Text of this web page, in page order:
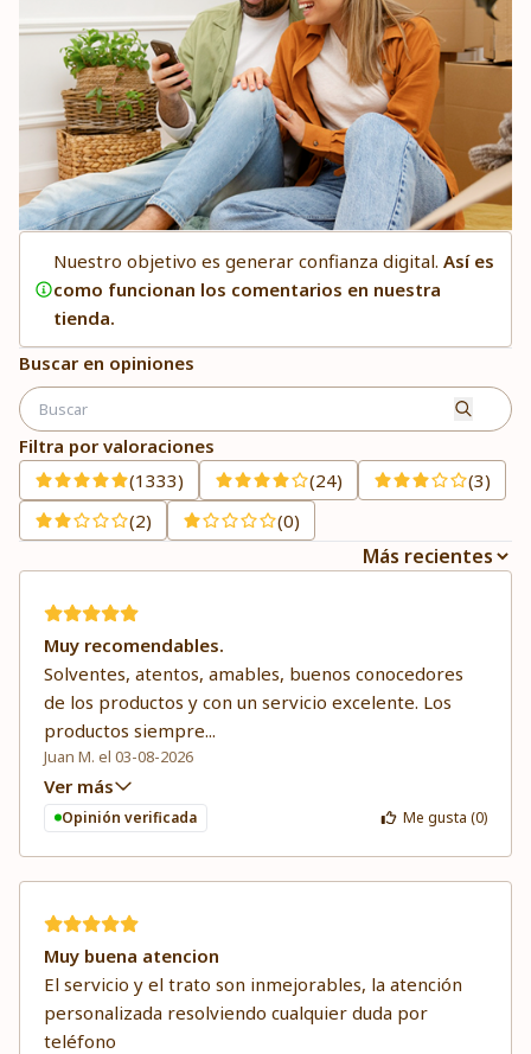
Nuestro objetivo es generar confianza digital. Así es
como funcionan los comentarios en nuestra
tienda.
Buscar en opiniones
Filtra por valoraciones
(1333)
(24)
(3)
(2)
(0)
Muy recomendables.
Solventes, atentos, amables, buenos conocedores
de los productos y con un servicio excelente. Los
productos siempre...
Juan M. el 03-08-2026
Ver más
Opinión verificada Me gusta (0)
Muy buena atencion
El servicio y el trato son inmejorables, la atención
personalizada resolviendo cualquier duda por
teléfono